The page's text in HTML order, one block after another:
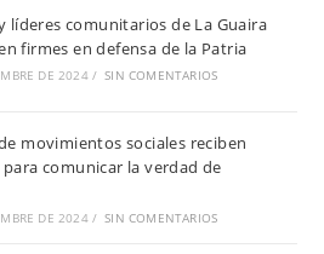
líderes comunitarios de La Guaira
firmes en defensa de la Patria
DE 2024 / SIN COMENTARIOS
movimientos sociales reciben
comunicar la verdad de
DE 2024 / SIN COMENTARIOS